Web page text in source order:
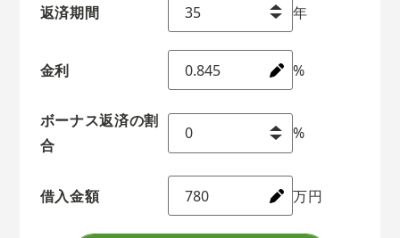
返済期間 年
金利 %
ボーナス返済の割
合
%
借入金額 万円